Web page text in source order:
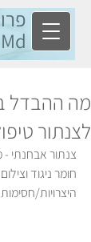
מה ההבדל
לצנתור
צנתור אבחנתי
חומר ניגוד
היצרויות/חסימות